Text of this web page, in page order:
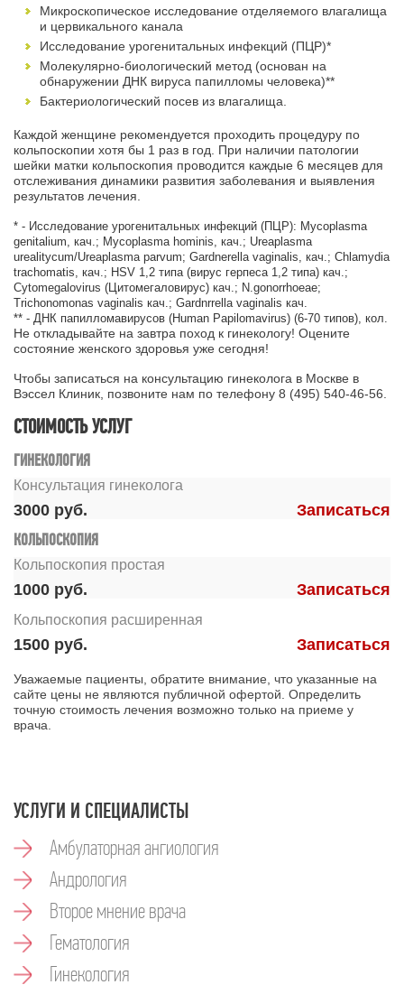
Микроскопическое исследование отделяемого влагалища
и цервикального канала
Исследование урогенитальных инфекций (ПЦР)*
Молекулярно-биологический метод (основан на
обнаружении ДНК вируса папилломы человека)**
Бактериологический посев из влагалища.
Каждой женщине рекомендуется проходить процедуру по
кольпоскопии хотя бы 1 раз в год. При наличии патологии
шейки матки кольпоскопия проводится каждые 6 месяцев для
отслеживания динамики развития заболевания и выявления
результатов лечения.
* - Исследование урогенитальных инфекций (ПЦР): Mycoplasma
genitalium, кач.; Mycoplasma hominis, кач.; Ureaplasma
urealitycum/Ureaplasma parvum; Gardnerella vaginalis, кач.; Chlamydia
trachomatis, кач.; HSV 1,2 типа (вирус герпеса 1,2 типа) кач.;
Cytomegalovirus (Цитомегаловирус) кач.; N.gonorrhoeae;
Trichonomonas vaginalis кач.; Gardnrrella vaginalis кач.
** - ДНК папилломавирусов (Human Papilomavirus) (6-70 типов), кол.
Не откладывайте на завтра поход к гинекологу! Оцените
состояние женского здоровья уже сегодня!
Чтобы записаться на консультацию гинеколога в Москве в
Вэссел Клиник, позвоните нам по телефону 8 (495) 540-46-56.
СТОИМОСТЬ УСЛУГ
ГИНЕКОЛОГИЯ
Консультация гинеколога
Записаться
3000
КОЛЬПОСКОПИЯ
Кольпоскопия простая
Записаться
1000
Кольпоскопия расширенная
Записаться
1500
Уважаемые пациенты, обратите внимание, что указанные на
сайте цены не являются публичной офертой. Определить
точную стоимость лечения возможно только на приеме у
врача.
УСЛУГИ И СПЕЦИАЛИСТЫ
Амбулаторная ангиология
Андрология
Второе мнение врача
Гематология
Гинекология